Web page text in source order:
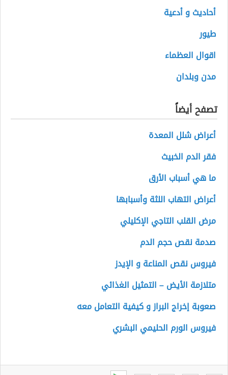
أحاديث و أدعية
طيور
اقوال العظماء
مدن وبلدان
تصفح أيضاً
أعراض شلل المعدة
فقر الدم الخبيث
ما هي أسباب الأرق
أعراض التهاب اللثة وأسبابها
مرض القلب التاجي الإكليلي
صدمة نقص حجم الدم
فيروس نقص المناعة و الإيدز
متلازمة الأيض – التمثيل الغذائي
صعوبة إخراج البراز و كيفية التعامل معه
فيروس الورم الحليمي البشري